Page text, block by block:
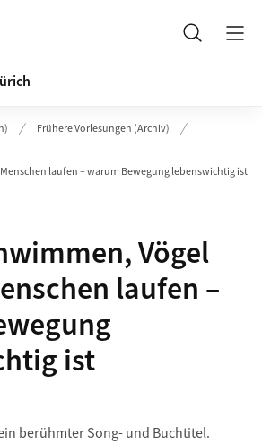
Suche
Frühere Vorlesungen (Archiv)
laufen – warum Bewegung lebenswichtig ist
Vögel
laufen –
ist
berühmter Song- und Buchtitel.